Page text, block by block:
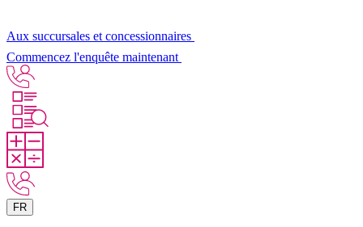
Aux succursales et concessionnaires
Commencez l'enquête maintenant
FR